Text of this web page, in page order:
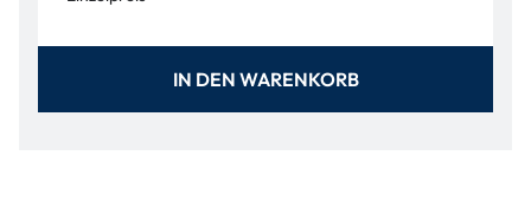
IN DEN WARENKORB